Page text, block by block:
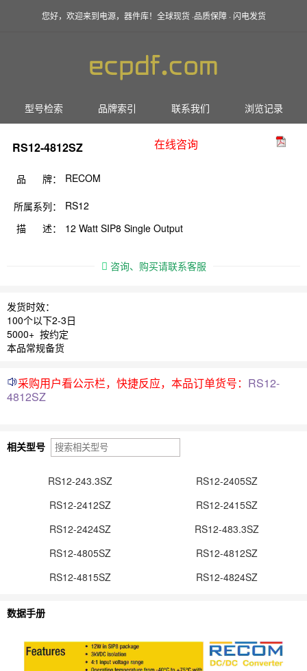
您好，欢迎来到电源，器件库！全球现货 ·品质保障 · 闪电发货
型号检索 品牌索引 联系我们 浏览记录
RS12-4812SZ 在线咨询
品 牌： RECOM
所属系列：
RS12
描 述：
12 Watt SIP8 Single Output
咨询、购买请联系客服
发货时效：
100个以下2-3日
5000+ 按约定
本品常规备货
采购用户看公示栏，快捷反应，本品订单货号： RS12-
4812SZ
相关型号
RS12-243.3SZ
RS12-2405SZ
RS12-2412SZ
RS12-2415SZ
RS12-2424SZ
RS12-483.3SZ
RS12-4805SZ
RS12-4812SZ
RS12-4815SZ
RS12-4824SZ
数据手册